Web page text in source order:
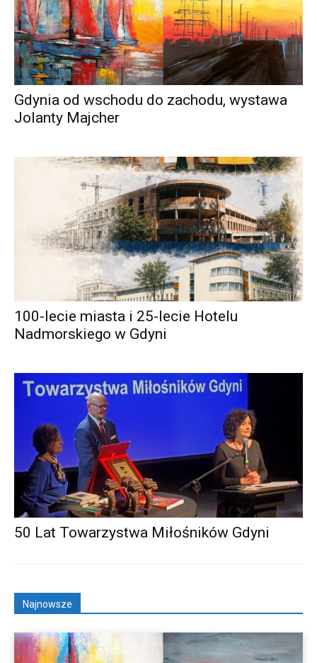
Gdynia od wschodu do zachodu, wystawa
Jolanty Majcher
100-lecie miasta i 25-lecie Hotelu
Nadmorskiego w Gdyni
50 Lat Towarzystwa Miłośników Gdyni
Najnowsze